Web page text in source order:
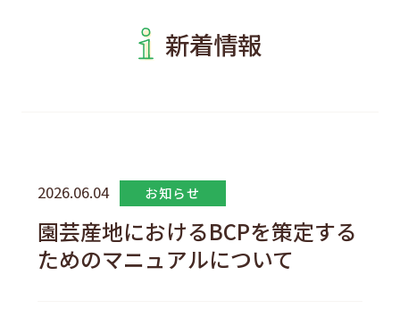
新着情報
2026.06.04 お知らせ
園芸産地におけるBCPを策定する
ためのマニュアルについて